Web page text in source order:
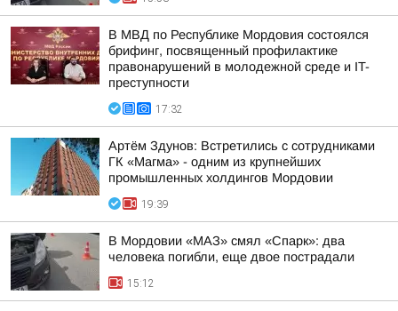
В МВД по Республике Мордовия состоялся
брифинг, посвященный профилактике
правонарушений в молодежной среде и IT-
преступности
17:32
Артём Здунов: Встретились с сотрудниками
ГК «Магма» - одним из крупнейших
промышленных холдингов Мордовии
19:39
В Мордовии «МАЗ» смял «Спарк»: два
человека погибли, еще двое пострадали
15:12